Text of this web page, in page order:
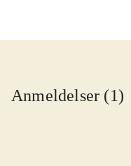
Anmeldelser (1)